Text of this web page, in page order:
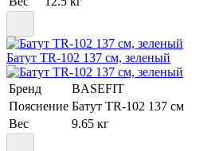
Батут TR-102 137 см, зеленый
Бренд
BASEFIT
Пояснение Батут TR-102 137 см
Вес
9.65 кг